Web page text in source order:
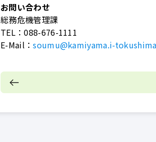
お問い合わせ
総務危機管理課
TEL：088-676-1111
E-Mail：soumu@kamiyama.i-